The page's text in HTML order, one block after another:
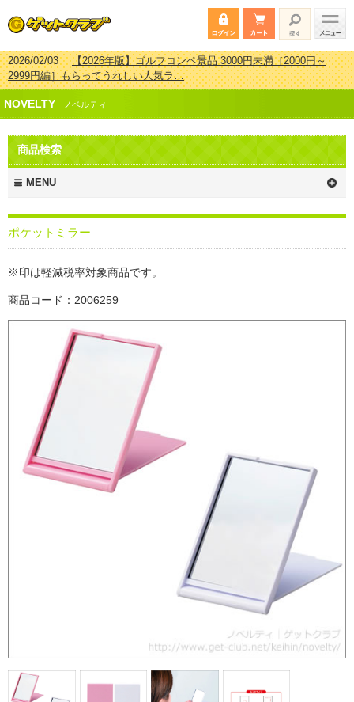
2026/02/03【2026年版】ゴルフコンペ景品 3000円未満［2000円～
2999円編］もらってうれしい人気ラ…
2026/07/15【2026年版】ビンゴゲーム景品おすすめ金額別人気ランキ
ング 更新しました！
2026/04/03 【2026年版】ゴルフコンペ景品 3000円未満［2000円～
2026/02/16【2026年版】結婚式の二次会で貰って嬉しい景品とは？ 更
新しました！
NOVELTY ノベルティ
商品検索
MENU
ポケットミラー
※印は軽減税率対象商品です。
商品コード：2006259